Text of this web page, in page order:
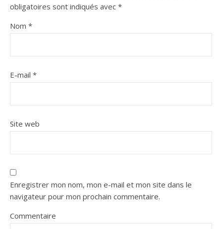
obligatoires sont indiqués avec *
Nom *
E-mail *
Site web
Enregistrer mon nom, mon e-mail et mon site dans le
navigateur pour mon prochain commentaire.
Commentaire